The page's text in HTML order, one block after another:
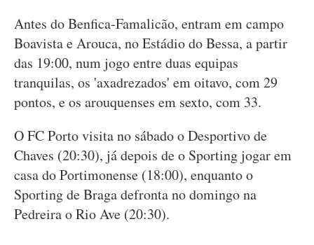
Antes do Benfica-Famalicão, entram em campo
Boavista e Arouca, no Estádio do Bessa, a partir
das 19:00, num jogo entre duas equipas
tranquilas, os 'axadrezados' em oitavo, com 29
pontos, e os arouquenses em sexto, com 33.
O FC Porto visita no sábado o Desportivo de
Chaves (20:30), já depois de o Sporting jogar em
casa do Portimonense (18:00), enquanto o
Sporting de Braga defronta no domingo na
Pedreira o Rio Ave (20:30).